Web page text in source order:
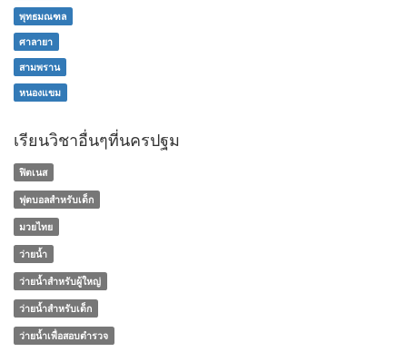
พุทธมณฑล
ศาลายา
สามพราน
หนองแขม
เรียนวิชาอื่นๆที่นครปฐม
ฟิตเนส
ฟุตบอลสำหรับเด็ก
มวยไทย
ว่ายน้ำ
ว่ายน้ำสำหรับผู้ใหญ่
ว่ายน้ำสำหรับเด็ก
ว่ายน้ำเพื่อสอบตำรวจ